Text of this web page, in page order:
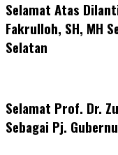
Selamat Atas
Fakrulloh, SH, MH
Selatan
Selamat Prof. Dr.
Sebagai Pj.